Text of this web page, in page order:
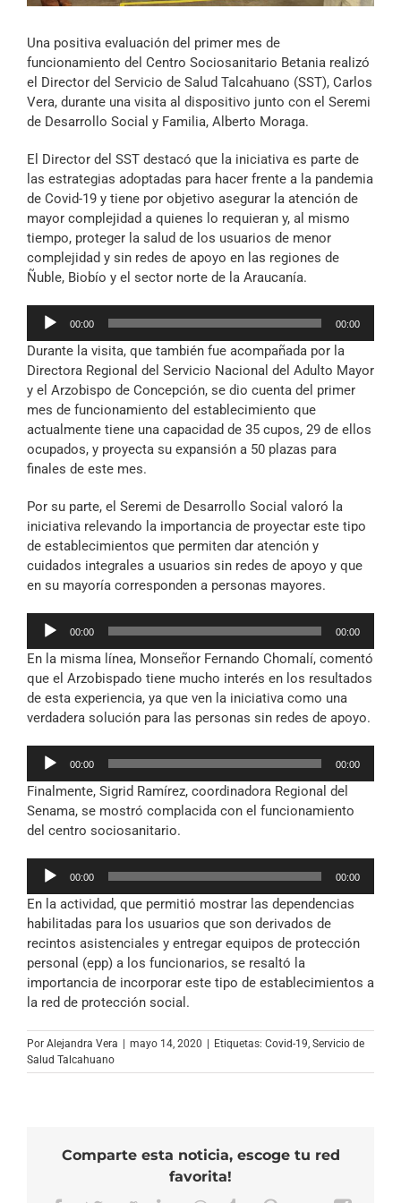
Archivo Sonoro
Una positiva evaluación del primer mes de
funcionamiento del Centro Sociosanitario Betania realizó
el Director del Servicio de Salud Talcahuano (SST), Carlos
Vera, durante una visita al dispositivo junto con el Seremi
de Desarrollo Social y Familia, Alberto Moraga.
El Director del SST destacó que la iniciativa es parte de
las estrategias adoptadas para hacer frente a la pandemia
de Covid-19 y tiene por objetivo asegurar la atención de
mayor complejidad a quienes lo requieran y, al mismo
tiempo, proteger la salud de los usuarios de menor
complejidad y sin redes de apoyo en las regiones de
Ñuble, Biobío y el sector norte de la Araucanía.
Reproductor
audio
00:00 00:00
Durante la visita, que también fue acompañada por la
Directora Regional del Servicio Nacional del Adulto Mayor
y el Arzobispo de Concepción, se dio cuenta del primer
mes de funcionamiento del establecimiento que
actualmente tiene una capacidad de 35 cupos, 29 de ellos
ocupados, y proyecta su expansión a 50 plazas para
finales de este mes.
Por su parte, el Seremi de Desarrollo Social valoró la
iniciativa relevando la importancia de proyectar este tipo
de establecimientos que permiten dar atención y
cuidados integrales a usuarios sin redes de apoyo y que
en su mayoría corresponden a personas mayores.
Reproductor
audio
00:00 00:00
En la misma línea, Monseñor Fernando Chomalí, comentó
que el Arzobispado tiene mucho interés en los resultados
de esta experiencia, ya que ven la iniciativa como una
verdadera solución para las personas sin redes de apoyo.
Reproductor
audio
00:00 00:00
Finalmente, Sigrid Ramírez, coordinadora Regional del
Senama, se mostró complacida con el funcionamiento
del centro sociosanitario.
Reproductor
audio
00:00 00:00
En la actividad, que permitió mostrar las dependencias
habilitadas para los usuarios que son derivados de
recintos asistenciales y entregar equipos de protección
personal (epp) a los funcionarios, se resaltó la
importancia de incorporar este tipo de establecimientos a
la red de protección social.
Por Alejandra Vera | mayo 14, 2020 | Etiquetas: Covid-19 Servicio de
Salud Talcahuano
Comparte esta noticia, escoge tu red
favorita!